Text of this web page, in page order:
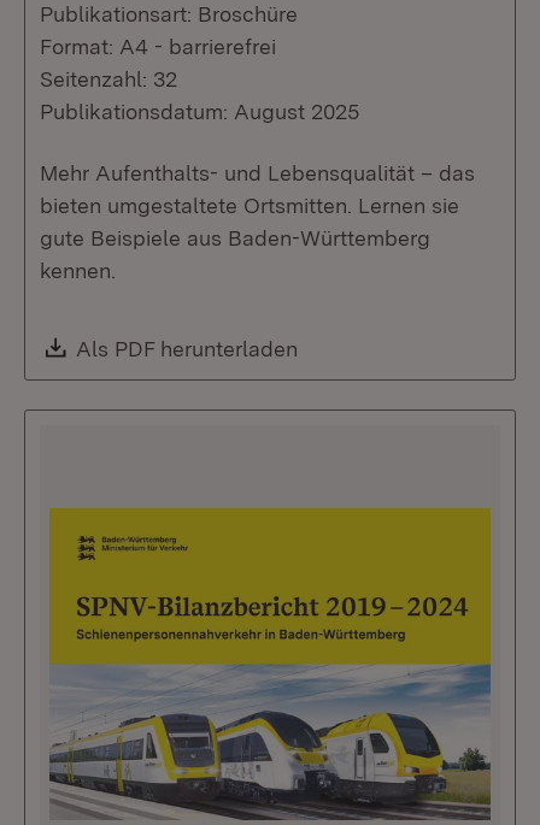
Publikationsart: Broschüre
Format: A4 - barrierefrei
Seitenzahl: 32
Publikationsdatum: August 2025
Mehr Aufenthalts- und Lebensqualität – das
bieten umgestaltete Ortsmitten. Lernen sie
gute Beispiele aus Baden-Württemberg
kennen.
Download:
Als PDF herunterladen